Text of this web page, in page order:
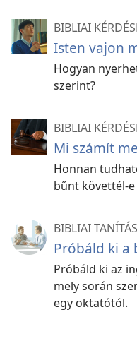
BIBLIAI
Isten vajon
Hogyan
szerint?
BIBLIAI
Mi számít
Honnan
bűnt követtél-e
BIBLIAI
Próbáld ki a
Próbáld ki az
mely során
egy oktatótól.